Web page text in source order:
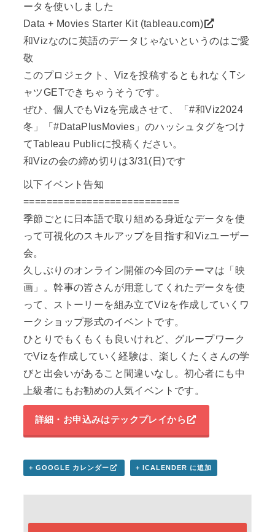
ータを使いしました
Data + Movies Starter Kit (tableau.com)
和Vizなのに英語のデータじゃないというのはご愛
敬
このプロジェクト、Vizを投稿するともれなくTシ
ャツGETできちゃうそうです。
ぜひ、個人でもVizを完成させて、「#和Viz2024
冬」「#DataPlusMovies」のハッシュタグをつけ
てTableau Publicに投稿ください。
和Vizの会の締め切りは3/31(日)です
以下イベント告知
===========================
季節ごとに日本語で取り組める身近なデータを使
って可視化のスキルアップを目指す和Vizユーザー
会。
久しぶりのオンライン開催の今回のテーマは「映
画」。幹事の皆さんが用意してくれたデータを使
って、ストーリーを組み立てVizを作成していくワ
ークショップ形式のイベントです。
ひとりでもくもくも良いけれど、グループワーク
でVizを作成していく経験は、楽しくたくさんの学
びと出会いがあること間違いなし。初心者にも中
上級者にもお勧めの人気イベントです。
詳細・お申込みはテックプレイから
+ GOOGLE カレンダー + ICALENDER に追加